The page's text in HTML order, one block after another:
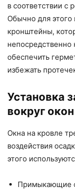
в соответствии с
Обычно для этого
кронштейны,
непосредственно
обеспечить
избежать
Установка
вокруг окон
Окна на кровле
воздействия
этого
Примыкающие